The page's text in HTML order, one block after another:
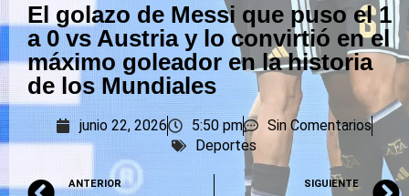
El golazo de Messi que puso el 1
a 0 vs Austria y lo convirtió en el
máximo goleador en la historia
de los Mundiales
junio 22, 2026 5:50 pm
Sin Comentarios
Deportes
ANTERIOR SIGUIENTE